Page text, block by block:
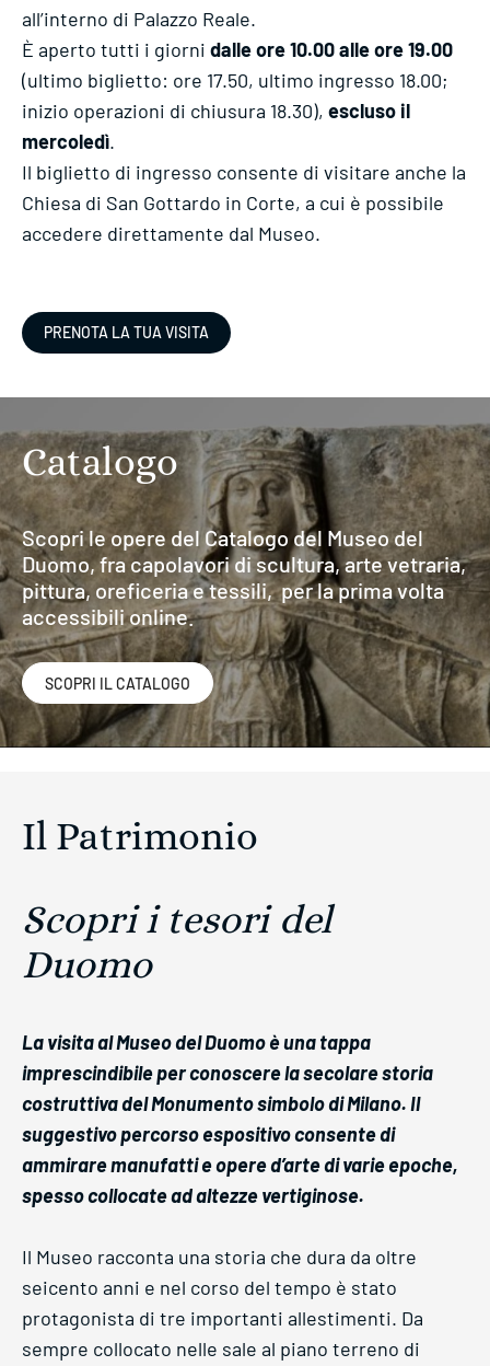
all’interno di Palazzo Reale.
È aperto tutti i giorni dalle ore 10.00 alle ore 19.00
(ultimo biglietto: ore 17.50, ultimo ingresso 18.00;
inizio operazioni di chiusura 18.30), escluso il
mercoledì.
Il biglietto di ingresso consente di visitare anche la
Chiesa di San Gottardo in Corte, a cui è possibile
accedere direttamente dal Museo.
PRENOTA LA TUA VISITA
Catalogo
Scopri le opere del Catalogo del Museo del
Duomo, fra capolavori di scultura, arte vetraria,
pittura, oreficeria e tessili, per la prima volta
accessibili online.
SCOPRI IL CATALOGO
Il Patrimonio
Scopri i tesori del
Duomo
La visita al Museo del Duomo è una tappa
imprescindibile per conoscere la secolare storia
costruttiva del Monumento simbolo di Milano. Il
suggestivo percorso espositivo consente di
ammirare manufatti e opere d’arte di varie epoche,
spesso collocate ad altezze vertiginose.
Il Museo racconta una storia che dura da oltre
seicento anni e nel corso del tempo è stato
protagonista di tre importanti allestimenti. Da
sempre collocato nelle sale al piano terreno di